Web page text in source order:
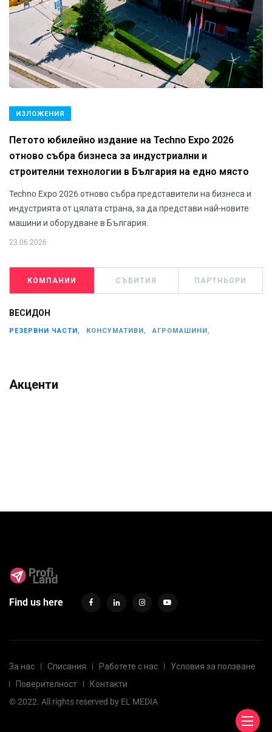
ИЗЛОЖЕНИЯ
Петото юбилейно издание на Techno Expo 2026
отново събра бизнеса за индустриални и
строителни технологии в България на едно място
Techno Expo 2026 отново събра представители на бизнеса и
индустрията от цялата страна, за да представи най-новите
машини и оборудване в България.
23.06.2026
КОМПАНИИ СЪБИТИЯ ПАРТНЬОРИ
ВЕСИДОН
РЕЗЕРВНИ ЧАСТИ, КОНСУМАТИВИ, АГРОМАШИНИ,
Акценти
Find us here
За нас Списания Работете с нас
Условия за ползване
Поверителност
Контакти
© 2022. All rights reserved by EL MEDIA